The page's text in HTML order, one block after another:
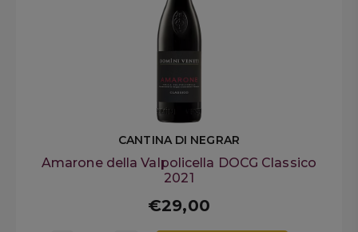
CANTINA DI NEGRAR
Amarone della Valpolicella DOCG Classico
2021
€29,00